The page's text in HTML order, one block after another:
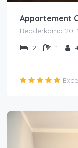
Appartement C
Redderkamp 20,
2
1 4